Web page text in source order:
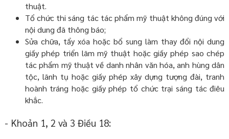
thuật.
Tổ chức thi sáng tác tác phẩm mỹ thuật không đúng với
nội dung đã thông báo;
Sửa chữa, tẩy xóa hoặc bổ sung làm thay đổi nội dung
giấy phép triển lãm mỹ thuật hoặc giấy phép sao chép
tác phẩm mỹ thuật về danh nhân văn hóa, anh hùng dân
tộc, lãnh tụ hoặc giấy phép xây dựng tượng đài, tranh
hoành tráng hoặc giấy phép tổ chức trại sáng tác điêu
khắc.
- Khoản 1, 2 và 3 Điều 18: